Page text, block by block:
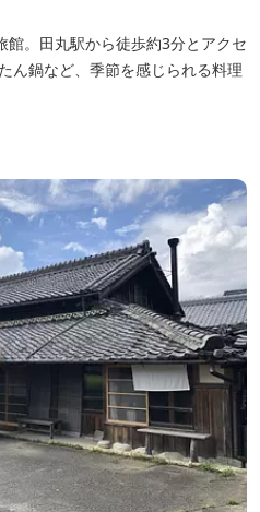
。田丸駅から徒歩約3分とアクセ
ん鍋など、季節を感じられる料理